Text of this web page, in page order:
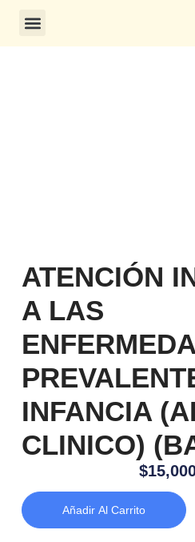
ATENCIÓN
A LAS
INFANCIA
CLINICO)
$
Añadir Al Carrito